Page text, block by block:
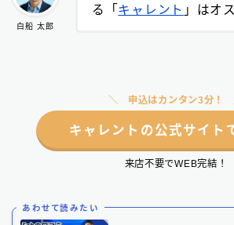
白船 太郎
る「 キャレント 」はオ
申込はカンタン3分！
キャレントの公式サイト
来店不要でWEB完結！
あわせて読みたい